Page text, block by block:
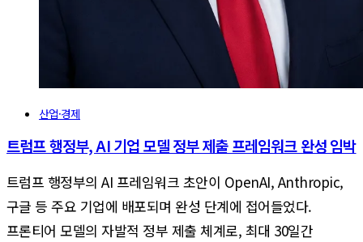
산업·경제
트럼프 행정부, AI 기업 모델 정부 제출 프레임워크 완성 임박
트럼프 행정부의 AI 프레임워크 초안이 OpenAI, Anthropic,
구글 등 주요 기업에 배포되며 완성 단계에 접어들었다.
프론티어 모델의 자발적 정부 제출 체계로, 최대 30일간